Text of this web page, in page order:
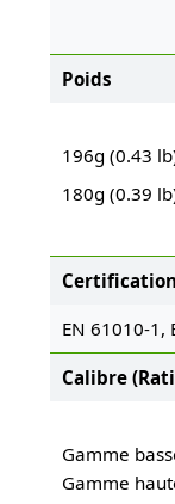
Poids
196g (0.43
180g (0.39
EN 61010-1,
Calibre
Gamme
Gamme